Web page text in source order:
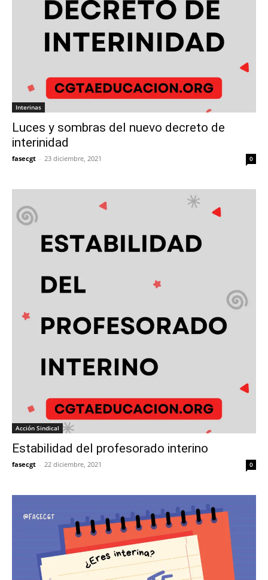
Interinas
Luces y sombras del nuevo decreto de
interinidad
fasecgt - 23 diciembre, 2021 0
Acción Sindical
Estabilidad del profesorado interino
fasecgt - 22 diciembre, 2021 0